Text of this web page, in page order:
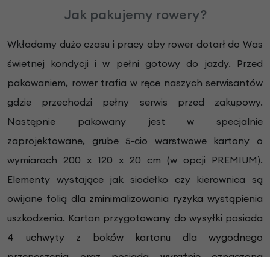
Jak pakujemy rowery?
Wkładamy dużo czasu i pracy aby rower dotarł do Was
świetnej kondycji i w pełni gotowy do jazdy. Przed
pakowaniem, rower trafia w ręce naszych serwisantów
gdzie przechodzi pełny serwis przed zakupowy.
Następnie pakowany jest w specjalnie
zaprojektowane, grube 5-cio warstwowe kartony o
wymiarach 200 x 120 x 20 cm (w opcji PREMIUM).
Elementy wystające jak siodełko czy kierownica są
owijane folią dla zminimalizowania ryzyka wystąpienia
uszkodzenia. Karton przygotowany do wysyłki posiada
4 uchwyty z boków kartonu dla wygodnego